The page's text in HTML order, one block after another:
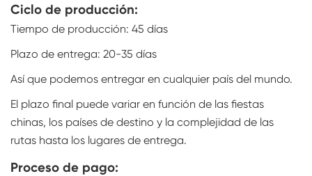
Ciclo de producción:
Tiempo de producción: 45 días
Plazo de entrega: 20-35 días
Así que podemos entregar en cualquier país del mundo.
El plazo final puede variar en función de las fiestas
chinas, los países de destino y la complejidad de las
rutas hasta los lugares de entrega.
Proceso de pago: